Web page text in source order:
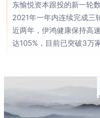
东愉悦资本跟投的新一轮
2021年一年内连续完成三
近两年，伊鸿健康保持高
达105%，目前已突破3万家